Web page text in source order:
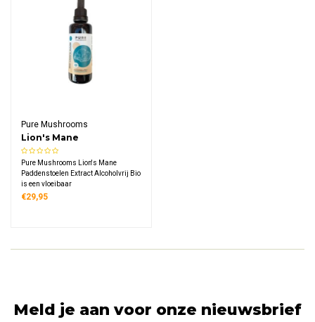
Pure Mushrooms
Lion's Mane
Paddenstoelen Extract
Alcoholvrij Bio
Pure Mushrooms Lion's Mane
Paddenstoelen Extract Alcoholvrij Bio
is een vloeibaar
voedingssupplement met 300 mg
€29,95
Meld je aan voor onze nieuwsbrief